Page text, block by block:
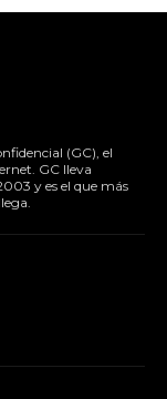
(GC), el
GC lleva
y es el que más